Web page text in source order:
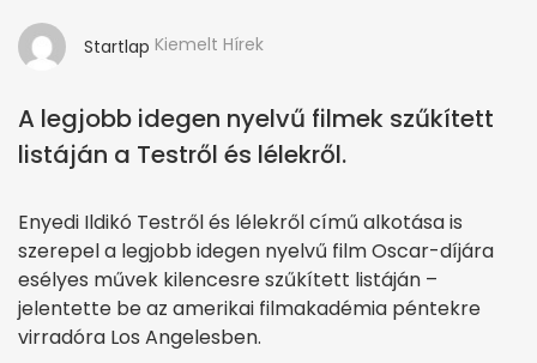
Startlap Kiemelt Hírek
A legjobb idegen nyelvű filmek szűkített
listáján a Testről és lélekről.
Enyedi Ildikó Testről és lélekről című alkotása is
szerepel a legjobb idegen nyelvű film Oscar-díjára
esélyes művek kilencesre szűkített listáján –
jelentette be az amerikai filmakadémia péntekre
virradóra Los Angelesben.